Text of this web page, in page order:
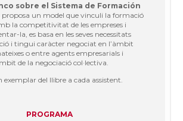
sobre el Sistema de Formación
proposa un model que vinculi la formació
la competitivitat de les empreses i
la, es basa en les seves necessitats
i tingui caràcter negociat en l’àmbit
o entre agents empresarials i
de la negociació col·lectiva.
exemplar del llibre a cada assistent.
PROGRAMA